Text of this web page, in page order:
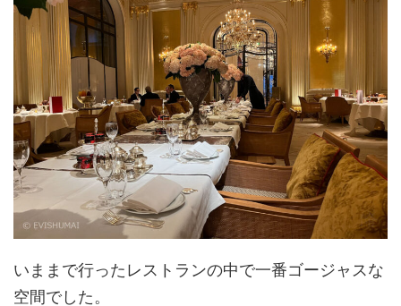
いままで行ったレストランの中で一番ゴージャスな
空間でした。